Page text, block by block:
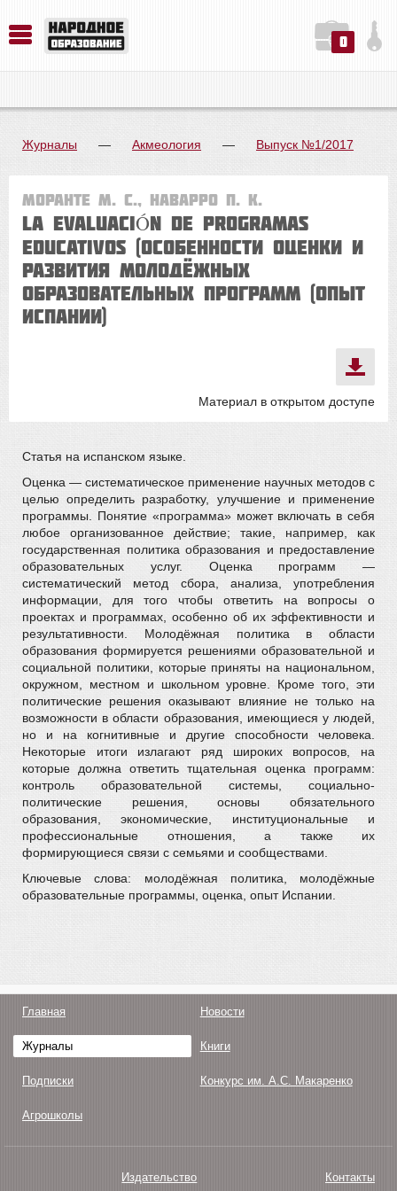
0
Журналы — Акмеология — Выпуск №1/2017
Моранте М. С., Наварро П. К.
LA EVALUACIÓN DE PROGRAMAS
EDUCATIVOS (ОСОБЕННОСТИ ОЦЕНКИ И
РАЗВИТИЯ МОЛОДЁЖНЫХ
ОБРАЗОВАТЕЛЬНЫХ ПРОГРАММ (ОПЫТ
ИСПАНИИ)
Материал в открытом доступе
Статья на испанском языке.
Оценка — систематическое применение научных методов с
целью определить разработку, улучшение и применение
программы. Понятие «программа» может включать в себя
любое организованное действие; такие, например, как
государственная политика образования и предоставление
образовательных услуг. Оценка программ —
систематический метод сбора, анализа, употребления
информации, для того чтобы ответить на вопросы о
проектах и программах, особенно об их эффективности и
результативности. Молодёжная политика в области
образования формируется решениями образовательной и
социальной политики, которые приняты на национальном,
окружном, местном и школьном уровне. Кроме того, эти
политические решения оказывают влияние не только на
возможности в области образования, имеющиеся у людей,
но и на когнитивные и другие способности человека.
Некоторые итоги излагают ряд широких вопросов, на
которые должна ответить тщательная оценка программ:
контроль образовательной системы, социально-
политические решения, основы обязательного
образования, экономические, институциональные и
профессиональные отношения, а также их
формирующиеся связи с семьями и сообществами.
Ключевые слова: молодёжная политика, молодёжные
образовательные программы, оценка, опыт Испании.
Главная Новости
Журналы Книги
Подписки Конкурс им. А.С. Макаренко
Агрошколы
Издательство Контакты